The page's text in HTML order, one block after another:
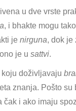
u dve vrste
, i bhakte mogu
je nirguna, dok je
je u sattvi.
koju doživljavaju
znanja. Pošto su
čak i ako imaju